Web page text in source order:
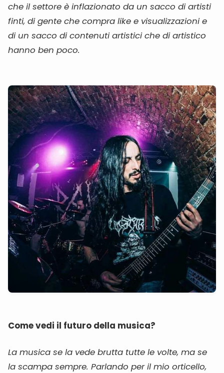
che il settore è inflazionato da un sacco di artisti
finti, di gente che compra like e visualizzazioni e
di un sacco di contenuti artistici che di artistico
hanno ben poco.
Come vedi il futuro della musica?
La musica se la vede brutta tutte le volte, ma se
la scampa sempre. Parlando per il mio orticello,